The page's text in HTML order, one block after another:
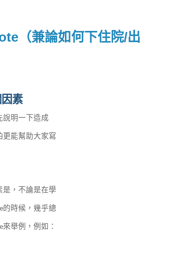
（兼論如何下住院/出
素
說明一下造成
更能幫助大家寫
是，不論是在學
的時候，幾乎總
來舉例，例如：